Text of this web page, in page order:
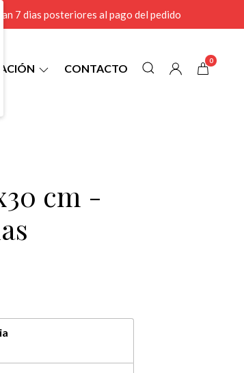
7 dias posteriores al pago del pedido
CONTACTO
0
cm -